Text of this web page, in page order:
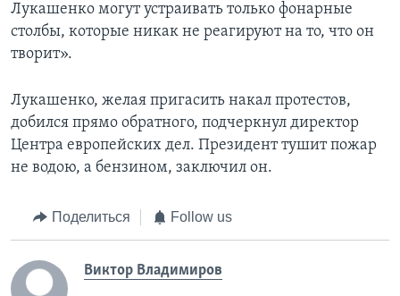
Лукашенко могут устраивать только фонарные
столбы, которые никак не реагируют на то, что он
творит».
Лукашенко, желая пригасить накал протестов,
добился прямо обратного, подчеркнул директор
Центра европейских дел. Президент тушит пожар
не водою, а бензином, заключил он.
Поделиться Follow us
Виктор Владимиров